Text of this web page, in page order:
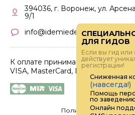
Правила участия
394036, г. Воронеж, ул.
9/1
info@idemiedem.ru
К оплате принимаются карты
VISA, MasterCard, МИР
Политика
ДЛЯ ГИДОВ
Если вы гид или
действует
регистрации!
Сниженная
(навсегда!)
Помощь
по
Онлайн